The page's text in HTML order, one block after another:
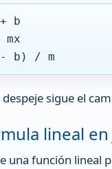
b
b) / m
despeje sigue el
lineal en
una función lineal